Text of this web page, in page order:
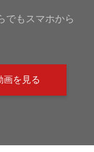
でもスマホから
画を見る